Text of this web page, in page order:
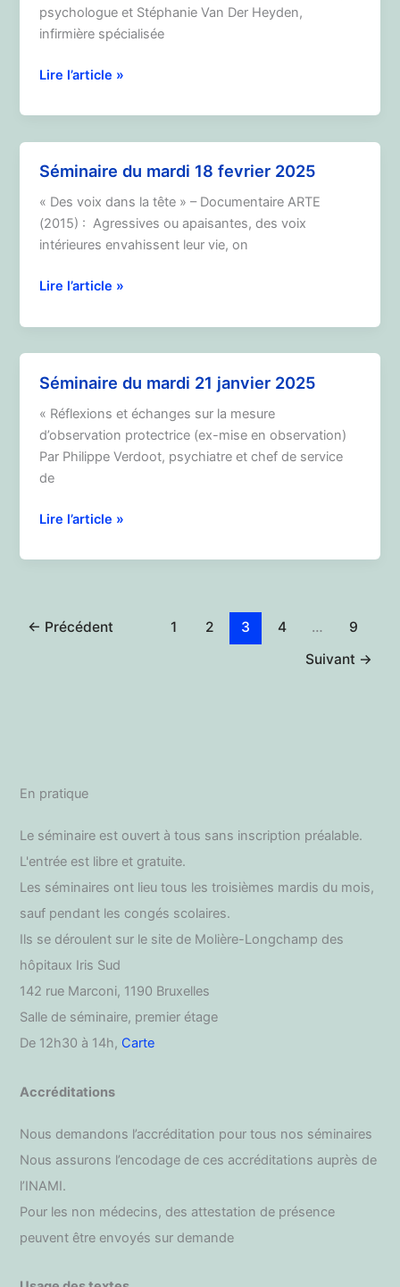
psychologue et Stéphanie Van Der Heyden,
infirmière spécialisée
Séminaire
mardi
15
octobre
2024
Lire l’article »
Séminaire du mardi 18 fevrier 2025
« Des voix dans la tête » – Documentaire ARTE
(2015) : Agressives ou apaisantes, des voix
intérieures envahissent leur vie, on
Séminaire
mardi
18
2025
Lire l’article »
Séminaire du mardi 21 janvier 2025
« Réflexions et échanges sur la mesure
d’observation protectrice (ex-mise en observation)
Par Philippe Verdoot, psychiatre et chef de service
de
Séminaire
mardi
2025
Lire l’article »
← Précédent 1 2 3 4 …
9
Suivant →
En pratique
Le séminaire est ouvert à tous sans inscription préalable.
L'entrée est libre et gratuite.
Les séminaires ont lieu tous les troisièmes mardis du mois,
sauf pendant les congés scolaires.
Ils se déroulent sur le site de Molière-Longchamp des
hôpitaux Iris Sud
142 rue Marconi, 1190 Bruxelles
Salle de séminaire, premier étage
De 12h30 à 14h, Carte
Accréditations
Nous demandons l’accréditation pour tous nos séminaires
Nous assurons l’encodage de ces accréditations auprès de
l’INAMI.
Pour les non médecins, des attestation de présence
peuvent être envoyés sur demande